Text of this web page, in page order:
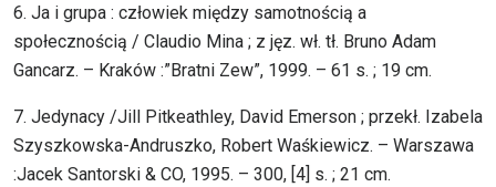
6. Ja i grupa : człowiek między samotnością a
społecznością / Claudio Mina ; z jęz. wł. tł. Bruno Adam
Gancarz. – Kraków :”Bratni Zew”, 1999. – 61 s. ; 19 cm.
7. Jedynacy /Jill Pitkeathley, David Emerson ; przekł. Izabela
Szyszkowska-Andruszko, Robert Waśkiewicz. – Warszawa
:Jacek Santorski & CO, 1995. – 300, [4] s. ; 21 cm.